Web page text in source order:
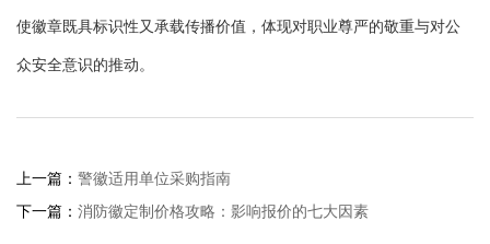
使徽章既具标识性又承载传播价值，体现对职业尊严的敬重与对公
众安全意识的推动。
上一篇： 警徽适用单位采购指南
下一篇： 消防徽定制价格攻略：影响报价的七大因素